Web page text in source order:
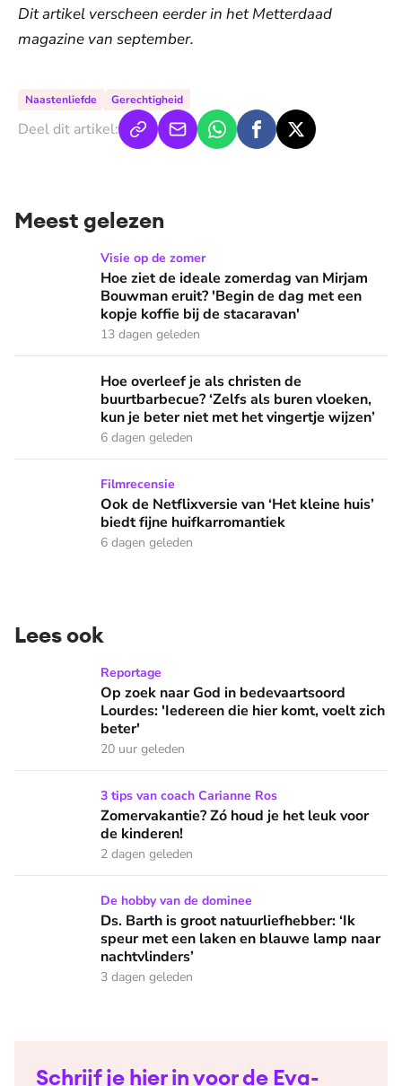
Dit artikel verscheen eerder in het Metterdaad
magazine van september.
Naastenliefde Gerechtigheid
Deel dit artikel:
Meest gelezen
Hoe ziet de ideale zomerdag van Mirjam Bouwman eruit?
Visie op de zomer
Hoe ziet de ideale zomerdag van Mirjam
Bouwman eruit? 'Begin de dag met een
kopje koffie bij de stacaravan'
13 dagen geleden
Hoe overleef je als christen de buurtbarbecue? ‘Zelfs als
Hoe overleef je als christen de
buurtbarbecue? ‘Zelfs als buren vloeken,
kun je beter niet met het vingertje wijzen’
6 dagen geleden
Ook de Netflixversie van ‘Het kleine huis’ biedt fijne
Filmrecensie
Ook de Netflixversie van ‘Het kleine huis’
biedt fijne huifkarromantiek
6 dagen geleden
Lees ook
Op zoek naar God in bedevaartsoord Lourdes: 'Iedereen
Reportage
Op zoek naar God in bedevaartsoord
Lourdes: 'Iedereen die hier komt, voelt zich
beter'
20 uur geleden
Zomervakantie? Zó houd je het leuk voor de kinderen!
3 tips van coach Carianne Ros
Zomervakantie? Zó houd je het leuk voor
de kinderen!
2 dagen geleden
Ds. Barth is groot natuurliefhebber: ‘Ik speur met een
De hobby van de dominee
Ds. Barth is groot natuurliefhebber: ‘Ik
speur met een laken en blauwe lamp naar
nachtvlinders’
3 dagen geleden
Schrijf je hier in voor de Eva-